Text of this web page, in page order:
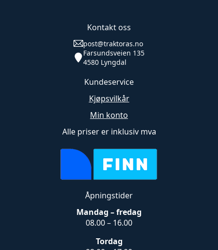
Kontakt oss
post@traktoras.no
Farsundsveien 135
4580 Lyngdal
Kundeservice
Kjøpsvilkår
Min konto
Alle priser er inklusiv mva
Åpningstider
Mandag – fredag
08.00 – 16.00
Tordag